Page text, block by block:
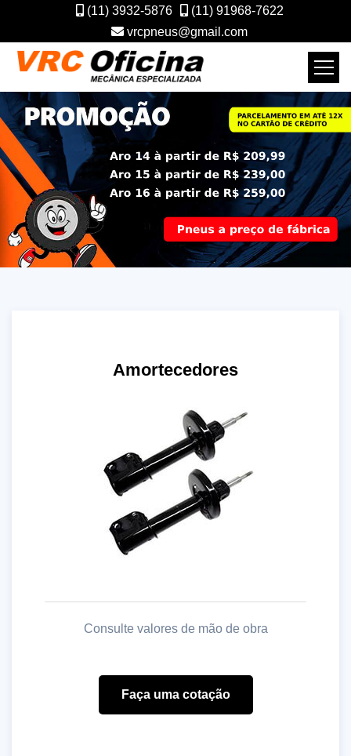
(11) 3932-5876
(11) 91968-7622
vrcpneus@gmail.com
Amortecedores
Consulte valores de mão de obra
Faça uma cotação